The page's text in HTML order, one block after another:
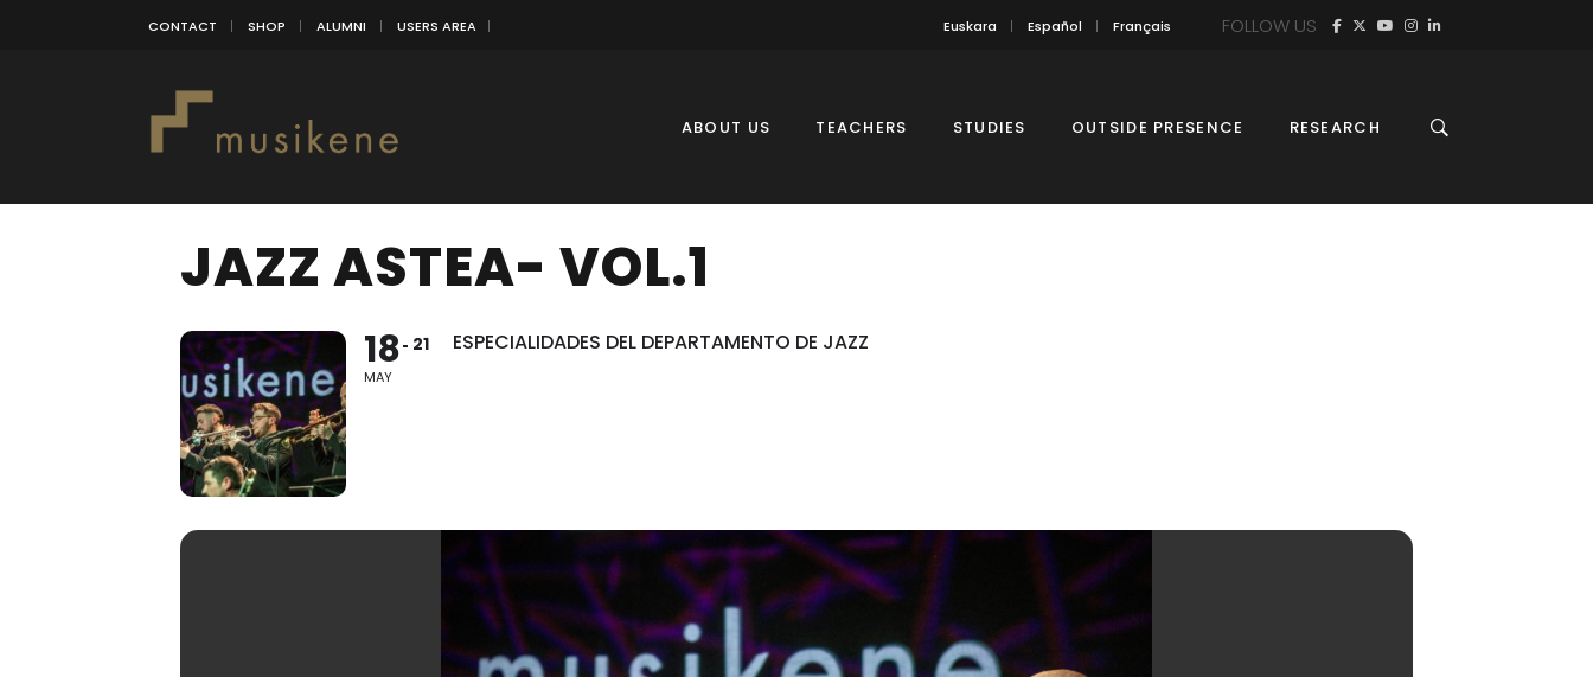
CONTACT SHOP ALUMNI USERS AREA Euskara Español Français FOLLOW US
ABOUT US TEACHERS STUDIES OUTSIDE PRESENCE RESEARCH
JAZZ ASTEA- VOL.1
18
MAY
21 ESPECIALIDADES DEL DEPARTAMENTO DE JAZZ